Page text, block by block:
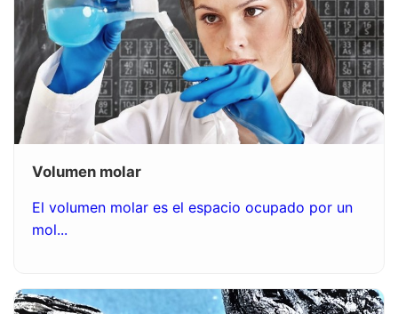
Volumen molar
El volumen molar es el espacio ocupado por un
mol...